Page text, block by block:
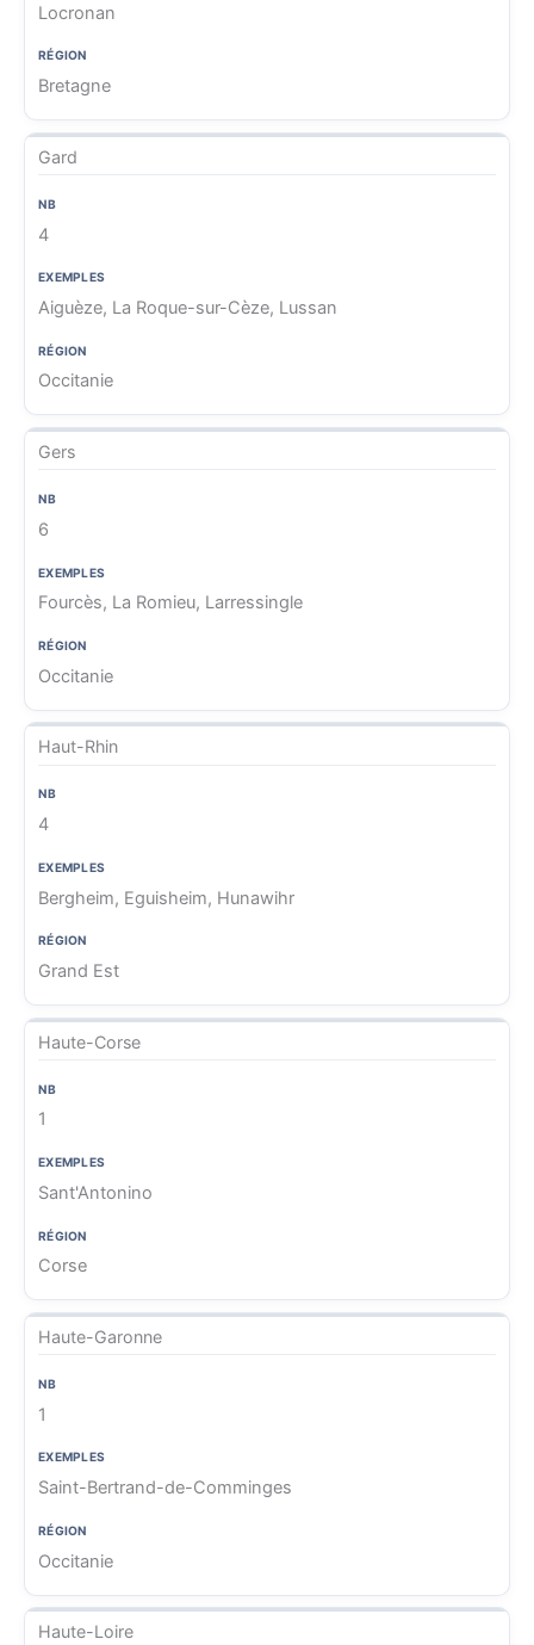
Locronan
Bretagne
Gard
4
Aiguèze, La Roque-sur-Cèze, Lussan
Occitanie
Gers
6
Fourcès, La Romieu, Larressingle
Occitanie
Haut-Rhin
4
Bergheim, Eguisheim, Hunawihr
Grand Est
Haute-Corse
1
Sant'Antonino
Corse
Haute-Garonne
1
Saint-Bertrand-de-Comminges
Occitanie
Haute-Loire